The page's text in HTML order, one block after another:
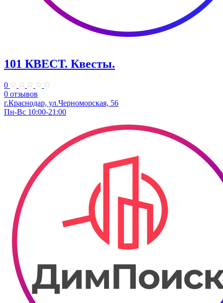
101 КВЕСТ. Квесты.
0
0 отзывов
г.Краснодар, ул.Черноморская, 56
Пн-Вс 10:00-21:00